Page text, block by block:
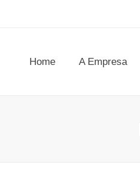
Home A Empresa